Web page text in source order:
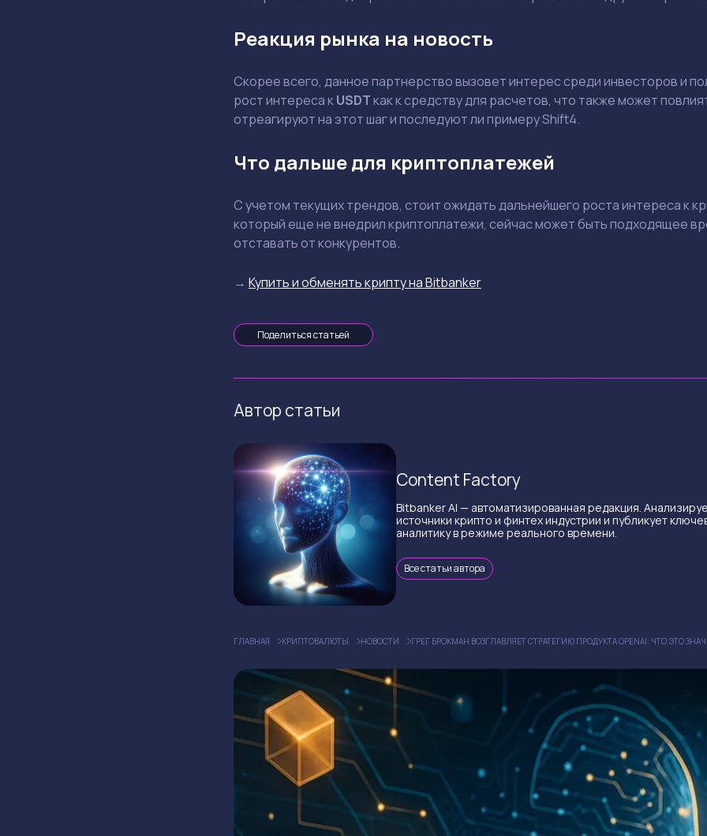
Реакция рынка на новость
Скорее всего, данное партнерство вызовет интерес среди инвесторов и
рост интереса кUSDTкак к средству для расчетов, что также может
отреагируют на этот шаг и последуют ли примеру Shift4.
Что дальше для криптоплатежей
С учетом текущих трендов, стоит ожидать дальнейшего роста интереса к
который еще не внедрил криптоплатежи, сейчас может быть подходящее
отставать от конкурентов.
→ Купить и обменять крипту на Bitbanker
Поделиться статьей
Автор статьи
Content Factory
Bitbanker AI — автоматизированная редакция.
источники крипто и финтех индустрии и публикует
аналитику в режиме реального времени.
Все статьи автора
ГЛАВНАЯ КРИПТОВАЛЮТЫ НОВОСТИ ГРЕГ БРОКМАН ВОЗГЛАВЛЯЕТ СТРАТЕГИЮ ПРОДУКТА OPENAI: ЧТО ЭТО
Смотреть
Держите меня в курсе: эксклюзивные материалы и новости рынка на
почту
Отправить вопрос
Смотреть